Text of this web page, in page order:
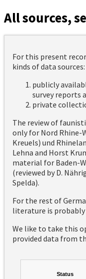
All sources,
For this present
kinds of data sources:
publicly
survey reports
private
The review of
only for Nord Rhine-
Kreuels) und
Lehna and Horst
material for Baden-
(reviewed by D.
Spelda).
For the rest of
literature is probably
We like to take this
provided data from
Status